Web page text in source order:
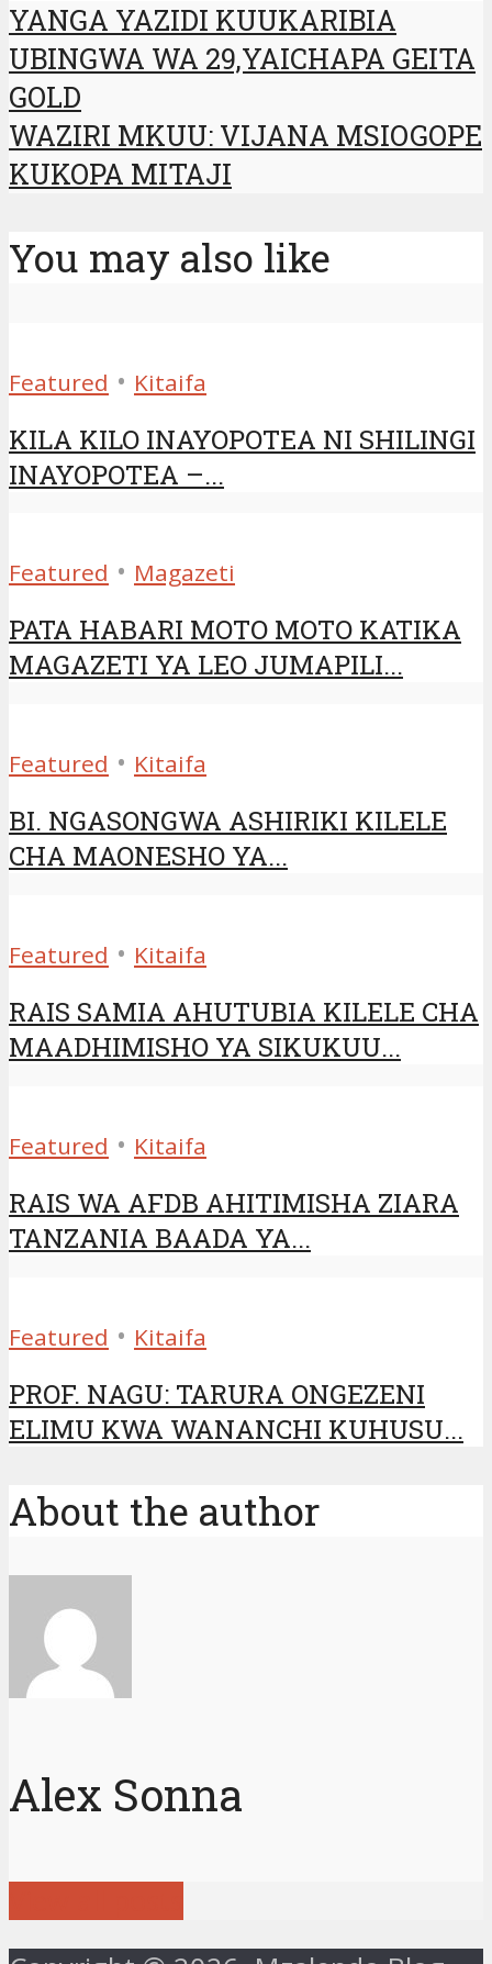
YANGA YAZIDI KUUKARIBIA
UBINGWA WA 29,YAICHAPA GEITA
GOLD
WAZIRI MKUU: VIJANA MSIOGOPE
KUKOPA MITAJI
You may also like
Featured • Kitaifa
KILA KILO INAYOPOTEA NI SHILINGI
INAYOPOTEA –...
Featured • Magazeti
PATA HABARI MOTO MOTO KATIKA
MAGAZETI YA LEO JUMAPILI...
Featured • Kitaifa
BI. NGASONGWA ASHIRIKI KILELE
CHA MAONESHO YA...
Featured • Kitaifa
RAIS SAMIA AHUTUBIA KILELE CHA
MAADHIMISHO YA SIKUKUU...
Featured • Kitaifa
RAIS WA AFDB AHITIMISHA ZIARA
TANZANIA BAADA YA...
Featured • Kitaifa
PROF. NAGU: TARURA ONGEZENI
ELIMU KWA WANANCHI KUHUSU...
About the author
Alex Sonna